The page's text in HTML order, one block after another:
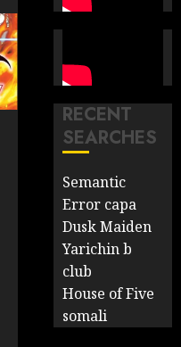
RECENT
SEARCHES
Semantic
Error capa
Dusk Maiden
Yarichin b
club
House of Five
somali